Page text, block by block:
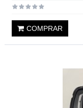
COMPRAR